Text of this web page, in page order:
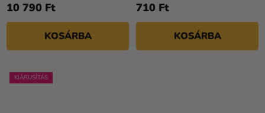
10 790 Ft
KOSÁRBA
710 Ft
KOSÁRBA
KIÁRUSÍTÁS